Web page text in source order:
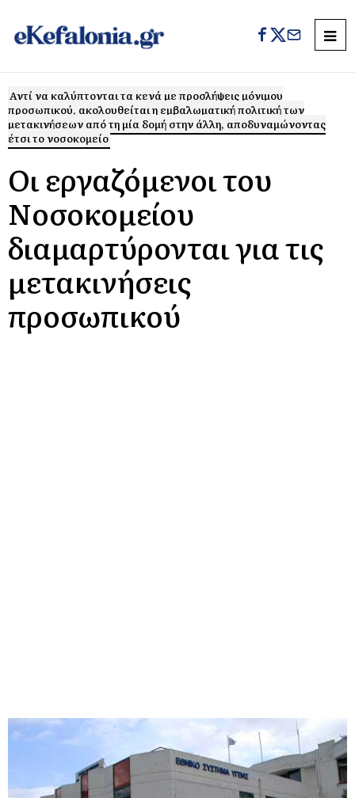
Αντί να καλύπτονται τα κενά με προσλήψεις μόνιμου
προσωπικού, ακολουθείται η εμβαλωματική πολιτική των
μετακινήσεων από τη μία δομή στην άλλη, αποδυναμώνοντας
έτσι το νοσοκομείο
Οι εργαζόμενοι του
Νοσοκομείου
διαμαρτύρονται για τις
μετακινήσεις
προσωπικού